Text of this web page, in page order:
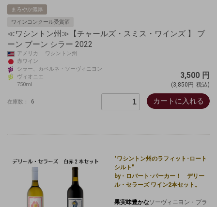
まろやか濃厚
ワインコンクール受賞酒
≪ワシントン州≫【チャールズ・スミス・ワインズ 】 ブ
ーン ブーン シラー 2022
アメリカ ワシントン州
赤ワイン
シラー、カベルネ・ソーヴィニヨン
ヴィオニエ
750ml
3,500 円
(3,850円 税込)
在庫数： 6 カートに入れる
"ワシントン州のラフィット･ロート
シルト"
by - ロバート･パーカー！ デリー
ル・セラーズ ワイン2本セット。
果実味豊かなソーヴィニヨン・ブラ